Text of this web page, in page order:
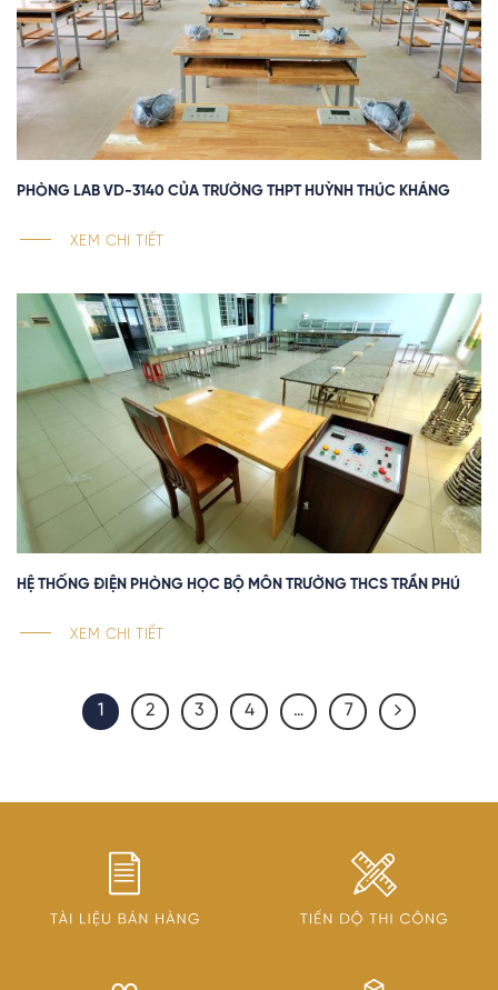
PHÒNG LAB VD-3140 CỦA TRƯỜNG THPT HUỲNH THÚC KHÁNG
XEM CHI TIẾT
HỆ THỐNG ĐIỆN PHÒNG HỌC BỘ MÔN TRƯỜNG THCS TRẦN PHÚ
XEM CHI TIẾT
1 2 3 4 … 7